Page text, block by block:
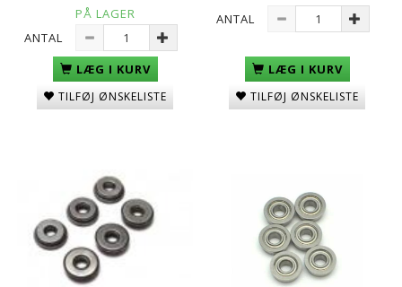
PÅ LAGER
ANTAL
LÆG I KURV
TILFØJ ØNSKELISTE
ANTAL
LÆG I KURV
TILFØJ ØNSKELISTE